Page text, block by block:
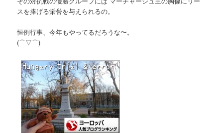
スを捧げる栄誉を与えられるの。
恒例行事、今年もやってるだろうな〜。
(⌒▽⌒)